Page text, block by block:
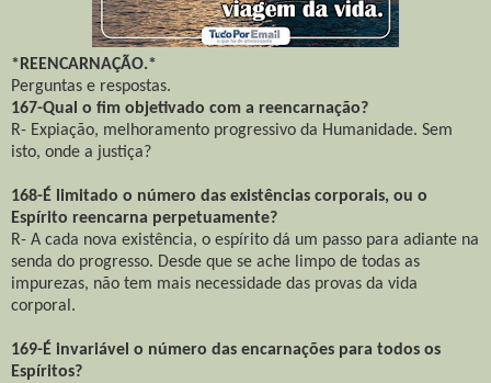
*REENCARNAÇÃO.*
Perguntas e respostas.
167-Qual o fim objetivado com a reencarnação?
R- Expiação, melhoramento progressivo da Humanidade. Sem
isto, onde a justiça?
168-É limitado o número das existências corporais, ou o
Espírito reencarna perpetuamente?
R- A cada nova existência, o espírito dá um passo para adiante na
senda do progresso. Desde que se ache limpo de todas as
impurezas, não tem mais necessidade das provas da vida
corporal.
169-É invariável o número das encarnações para todos os
Espíritos?